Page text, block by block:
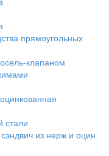
прямоугольных
клапаном
стали
из нерж и оцин